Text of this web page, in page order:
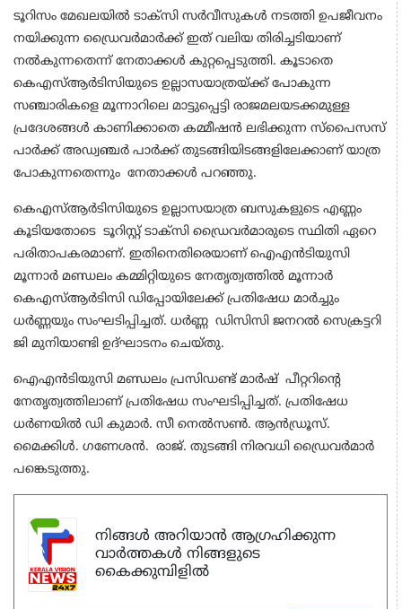
ടൂറിസം മേഖലയിൽ ടാക്സി സർവീസുകൾ നടത്തി ഉപജീവനം
നയിക്കുന്ന ഡ്രൈവർമാർക്ക് ഇത് വലിയ തിരിച്ചടിയാണ്
നൽകുന്നതെന്ന് നേതാക്കൾ കുറ്റപ്പെടുത്തി. കൂടാതെ
കെഎസ്ആർടിസിയുടെ ഉല്ലാസയാത്രയ്ക്ക് പോകുന്ന
സഞ്ചാരികളെ മൂന്നാറിലെ മാട്ടുപ്പെട്ടി രാജമലയടക്കമുള്ള
പ്രദേശങ്ങൾ കാണിക്കാതെ കമ്മീഷൻ ലഭിക്കുന്ന സ്പൈസസ്
പാർക്ക് അഡ്വഞ്ചർ പാർക്ക് തുടങ്ങിയിടങ്ങളിലേക്കാണ് യാത്ര
പോകുന്നതെന്നും നേതാക്കൾ പറഞ്ഞു.
കെഎസ്ആർടിസിയുടെ ഉല്ലാസയാത്ര ബസുകളുടെ എണ്ണം
കൂടിയതോടെ ടൂറിസ്റ്റ് ടാക്സി ഡ്രൈവർമാരുടെ സ്ഥിതി ഏറെ
പരിതാപകരമാണ്. ഇതിനെതിരെയാണ് ഐഎൻടിയുസി
മൂന്നാർ മണ്ഡലം കമ്മിറ്റിയുടെ നേതൃത്വത്തിൽ മൂന്നാർ
കെഎസ്ആർടിസി ഡിപ്പോയിലേക്ക് പ്രതിഷേധ മാർച്ചും
ധർണ്ണയും സംഘടിപ്പിച്ചത്. ധർണ്ണ ഡിസിസി ജനറൽ സെക്രട്ടറി
ജി മുനിയാണ്ടി ഉദ്ഘാടനം ചെയ്തു.
ഐഎൻടിയുസി മണ്ഡലം പ്രസിഡണ്ട് മാർഷ് പീറ്ററിന്റെ
നേതൃത്വത്തിലാണ് പ്രതിഷേധ സംഘടിപ്പിച്ചത്. പ്രതിഷേധ
ധർണയിൽ ഡി കുമാർ. സീ നെൽസൺ. ആൻഡ്രൂസ്.
മൈക്കിൾ. ഗണേശൻ. രാജ്. തുടങ്ങി നിരവധി ഡ്രൈവർമാർ
പങ്കെടുത്തു.
നിങ്ങൾ അറിയാൻ ആഗ്രഹിക്കുന്ന
വാർത്തകൾ നിങ്ങളുടെ
കൈക്കുമ്പിളിൽ